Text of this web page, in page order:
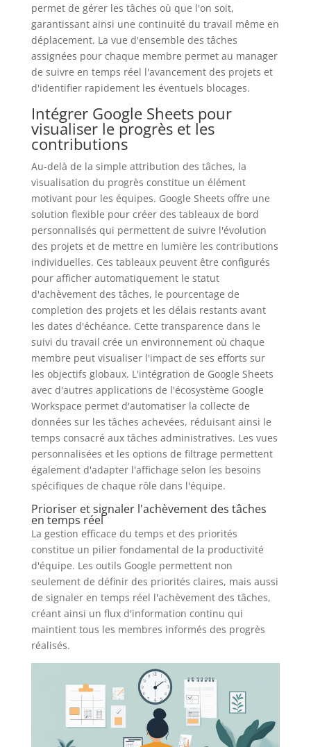
permet de gérer les tâches où que l'on soit,
garantissant ainsi une continuité du travail même en
déplacement. La vue d'ensemble des tâches
assignées pour chaque membre permet au manager
de suivre en temps réel l'avancement des projets et
d'identifier rapidement les éventuels blocages.
Intégrer Google Sheets pour
visualiser le progrès et les
contributions
Au-delà de la simple attribution des tâches, la
visualisation du progrès constitue un élément
motivant pour les équipes. Google Sheets offre une
solution flexible pour créer des tableaux de bord
personnalisés qui permettent de suivre l'évolution
des projets et de mettre en lumière les contributions
individuelles. Ces tableaux peuvent être configurés
pour afficher automatiquement le statut
d'achèvement des tâches, le pourcentage de
completion des projets et les délais restants avant
les dates d'échéance. Cette transparence dans le
suivi du travail crée un environnement où chaque
membre peut visualiser l'impact de ses efforts sur
les objectifs globaux. L'intégration de Google Sheets
avec d'autres applications de l'écosystème Google
Workspace permet d'automatiser la collecte de
données sur les tâches achevées, réduisant ainsi le
temps consacré aux tâches administratives. Les vues
personnalisées et les options de filtrage permettent
également d'adapter l'affichage selon les besoins
spécifiques de chaque rôle dans l'équipe.
Prioriser et signaler l'achèvement des tâches
en temps réel
La gestion efficace du temps et des priorités
constitue un pilier fondamental de la productivité
d'équipe. Les outils Google permettent non
seulement de définir des priorités claires, mais aussi
de signaler en temps réel l'achèvement des tâches,
créant ainsi un flux d'information continu qui
maintient tous les membres informés des progrès
réalisés.